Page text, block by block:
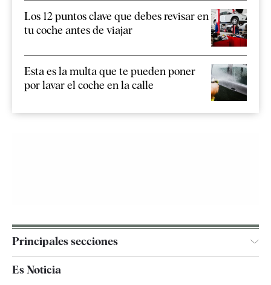
Los 12 puntos clave que debes revisar en
tu coche antes de viajar
Esta es la multa que te pueden poner
por lavar el coche en la calle
Principales secciones
España
Es Noticia